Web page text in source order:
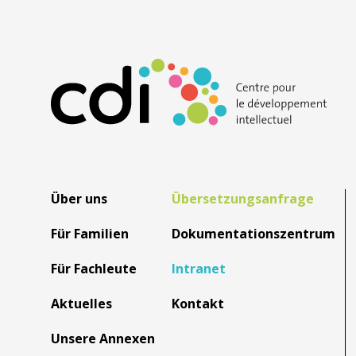
Über uns
Für Familien
Für Fachleute
Aktuelles
Unsere Annexen
Übersetzungsanfrage
Dokumentationszentrum
Intranet
Kontakt